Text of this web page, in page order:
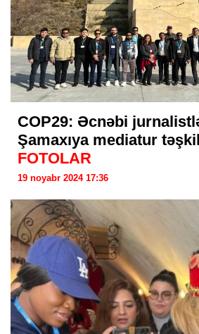
COP29: Əcnəbi
Şamaxıya mediatur
FOTOLAR
19 noyabr 2024 17:36